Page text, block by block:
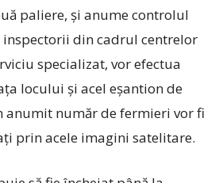
paliere, și anume controlul
inspectorii din cadrul centrelor
specializat, vor efectua
locului și acel eșantion de
anumit număr de fermieri vor fi
prin acele imagini satelitare.